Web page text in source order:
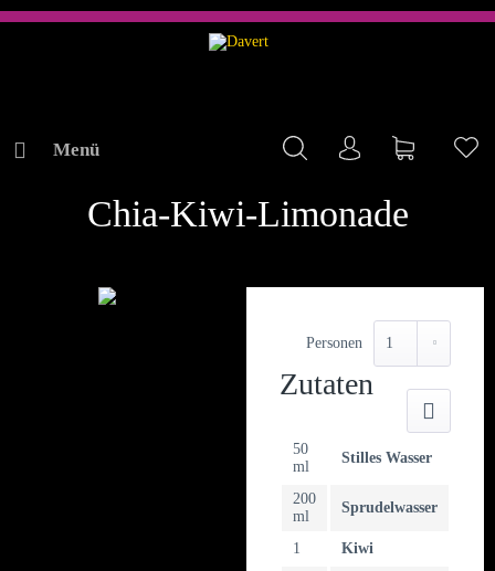
Menü Mein KontoWarenkorb
REZEPTEChia-Kiwi-Limonade
Personen
Zutaten
50
ml
Stilles Wasser
200
ml
Sprudelwasser
1
Kiwi